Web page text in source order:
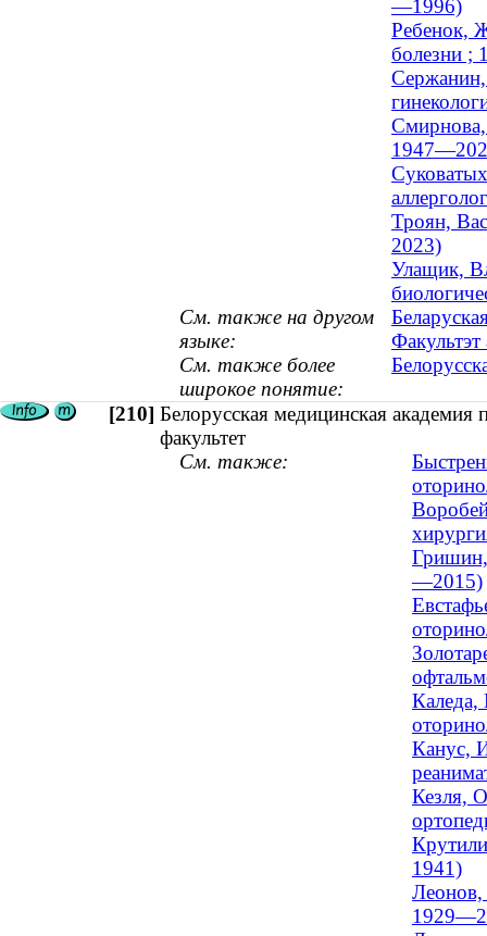
—1996)
Ребенок,
болезни ;
Сержанин,
Смирнова,
Троян,
2023)
Улащик,
См. также на другом
языке:
Факультэт
См. также более
широкое понятие:
[210] Белорусская медицинская
факультет
См. также:
Гришин,
—2015)
Каледа,
Канус,
Кезля,
1941)
Леонов,